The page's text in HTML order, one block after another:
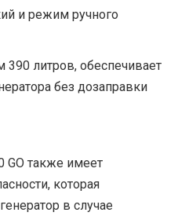
и режим ручного
390 литров, обеспечивает
без дозаправки
GO также имеет
которая
в случае